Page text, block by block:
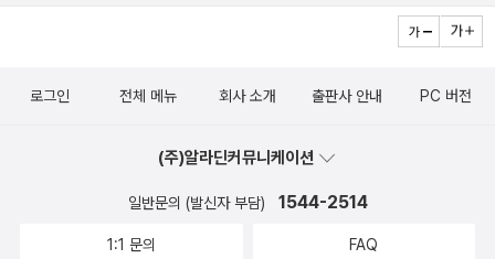
로그인 전체 메뉴 회사 소개 출판사 안내 PC 버전
(주)알라딘커뮤니케이션
일반문의 (발신자 부담) 1544-2514
1:1 문의 FAQ